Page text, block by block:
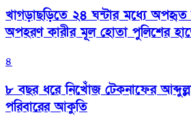
খাগড়াছড়িতে ২৪ ঘন্টার মধ্যে অপহৃত
অপহরণ কারীর মূল হোতা পুলিশের
৪
৮ বছর ধরে নিখোঁজ টেকনাফের
পরিবারের আকুতি